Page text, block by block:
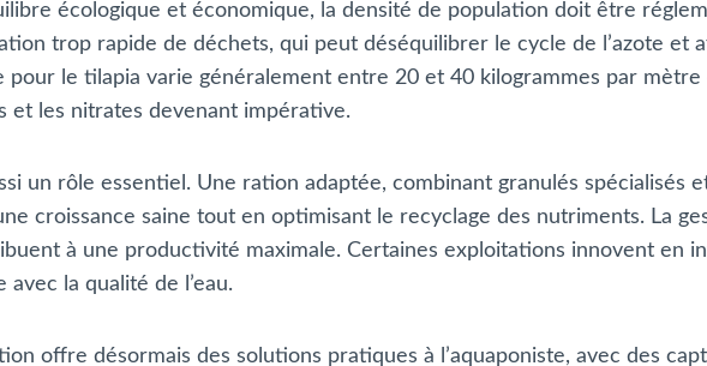
écologique et économique, la densité de population doit être
trop rapide de déchets, qui peut déséquilibrer le cycle de l’azote et
pour le tilapia varie généralement entre 20 et 40 kilogrammes par mètre
et les nitrates devenant impérative.
un rôle essentiel. Une ration adaptée, combinant granulés
croissance saine tout en optimisant le recyclage des nutriments. La
à une productivité maximale. Certaines exploitations innovent en
la qualité de l’eau.
offre désormais des solutions pratiques à l’aquaponiste, avec des